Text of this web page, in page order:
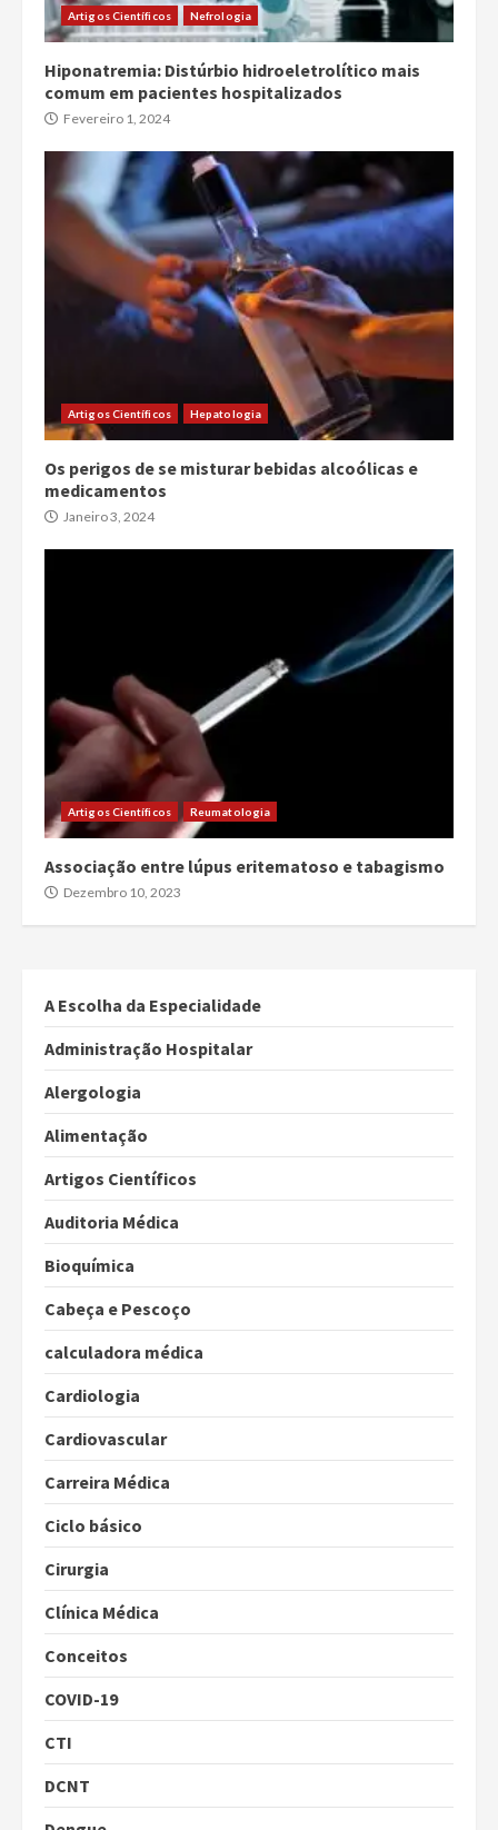
Artigos Científicos Nefrologia
Hiponatremia: Distúrbio hidroeletrolítico mais
comum em pacientes hospitalizados
Fevereiro 1, 2024
Artigos Científicos Hepatologia
Os perigos de se misturar bebidas alcoólicas e
medicamentos
Janeiro 3, 2024
Artigos Científicos Reumatologia
Associação entre lúpus eritematoso e tabagismo
Dezembro 10, 2023
A Escolha da Especialidade
Administração Hospitalar
Alergologia
Alimentação
Artigos Científicos
Auditoria Médica
Bioquímica
Cabeça e Pescoço
calculadora médica
Cardiologia
Cardiovascular
Carreira Médica
Ciclo básico
Cirurgia
Clínica Médica
Conceitos
COVID-19
CTI
DCNT